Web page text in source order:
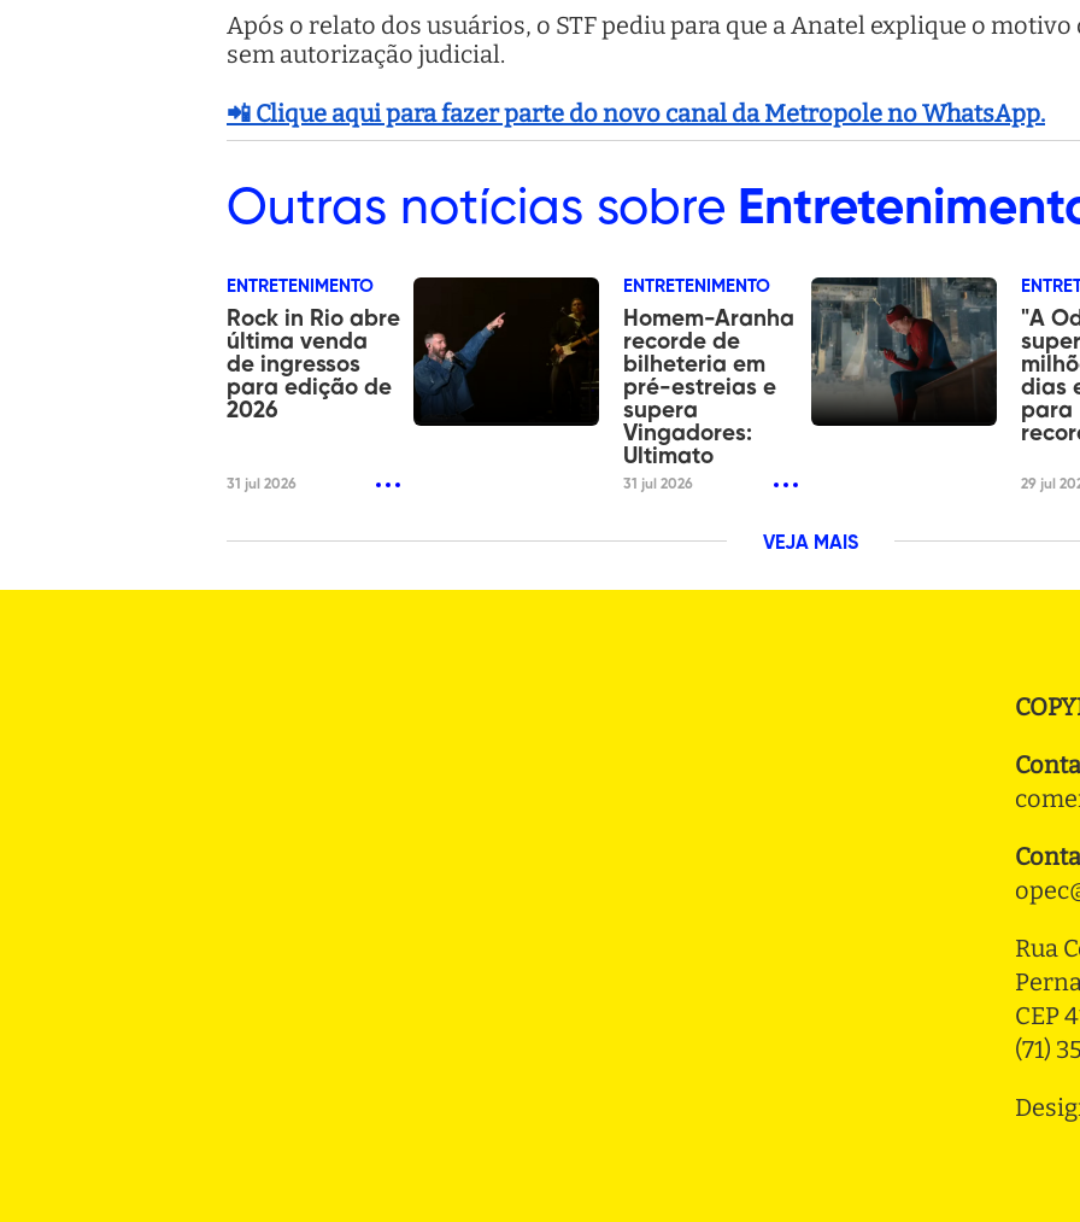
Após o relato dos usuários, o STF pediu para que a Anatel explique o
sem autorização judicial.
📲 Clique aqui para fazer parte do novo canal da Metropole no WhatsApp.
Outras notícias sobre
ENTRETENIMENTO
Rock in Rio abre
última venda
de ingressos
para edição de
2026
31 jul 2026
ENTRETENIMENTO
Homem-Aranha
recorde de
bilheteria em
pré-estreias e
supera
Vingadores:
Ultimato
31 jul 2026
"A
dias
para
29 jul
VEJA MAIS
Rua
CEP
(71)